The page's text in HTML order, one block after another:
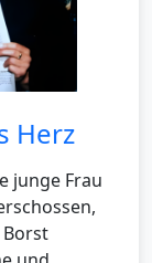
Herz
junge Frau